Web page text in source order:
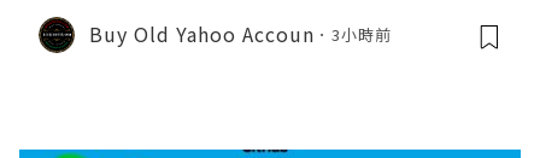
Buy Old Yahoo Accoun 3小時前